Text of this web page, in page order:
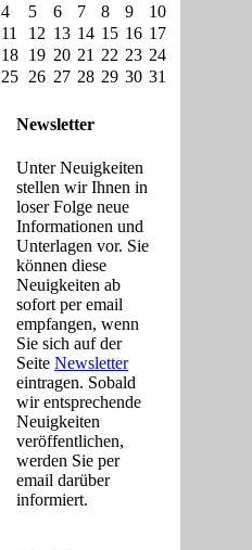
4
5 6 7 8 9
10
11
12 13 14 15 16 17
18 19 20 21 22 23 24
25 26 27 28 29 30 31
Newsletter
Unter Neuigkeiten
stellen wir Ihnen in
loser Folge neue
Informationen und
Unterlagen vor. Sie
können diese
Neuigkeiten ab
sofort per email
empfangen, wenn
Sie sich auf der
Seite Newsletter
eintragen. Sobald
wir entsprechende
Neuigkeiten
veröffentlichen,
werden Sie per
email darüber
informiert.